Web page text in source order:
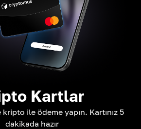
Kartlar
ile ödeme yapın. Kartınız 5
dakikada hazır